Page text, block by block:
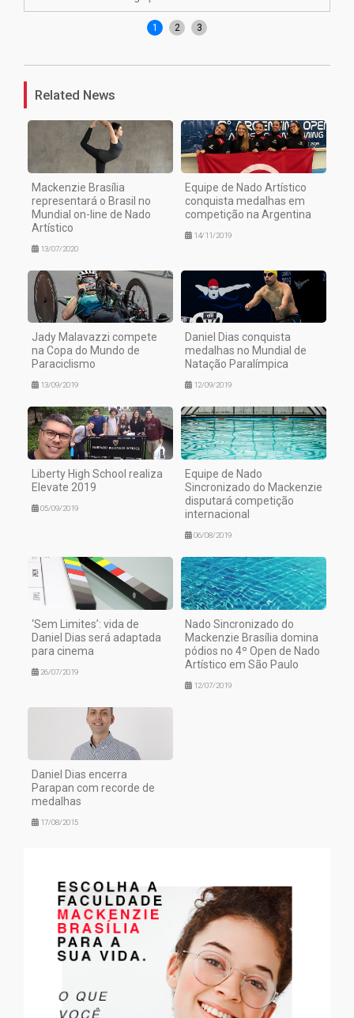
1 2 3
Related News
Mackenzie Brasília
representará o Brasil no
Mundial on-line de Nado
Artístico
13/07/2020
Equipe de Nado Artístico
conquista medalhas em
competição na Argentina
14/11/2019
Jady Malavazzi compete
na Copa do Mundo de
Paraciclismo
13/09/2019
Daniel Dias conquista
medalhas no Mundial de
Natação Paralímpica
12/09/2019
Liberty High School realiza
Elevate 2019
05/09/2019
Equipe de Nado
Sincronizado do Mackenzie
disputará competição
internacional
06/08/2019
‘Sem Limites’: vida de
Daniel Dias será adaptada
para cinema
26/07/2019
Nado Sincronizado do
Mackenzie Brasília domina
pódios no 4º Open de Nado
Artístico em São Paulo
12/07/2019
Daniel Dias encerra
Parapan com recorde de
medalhas
17/08/2015